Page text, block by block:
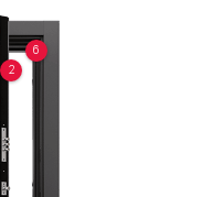
2
6